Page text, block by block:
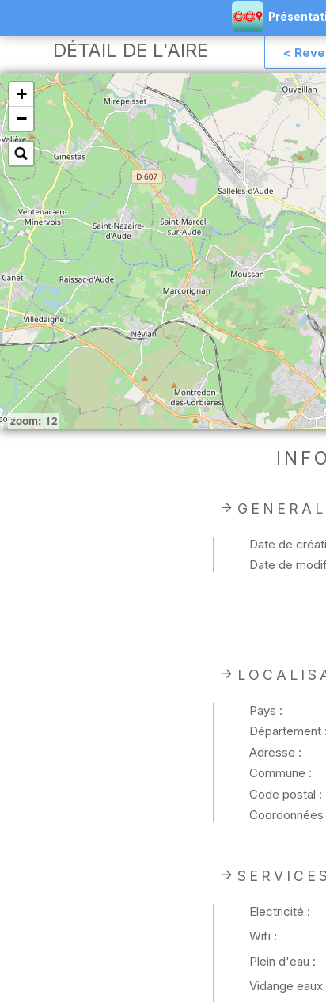
DÉTAIL DE L'AIRE <
zoom: 12
+
−
GENERAL
Date de
Date de
Pays :
Département :
Adresse :
Commune :
Code postal :
Coordonnées
SERVICES
Electricité :
Wifi :
Plein d'eau :
Vidange eaux